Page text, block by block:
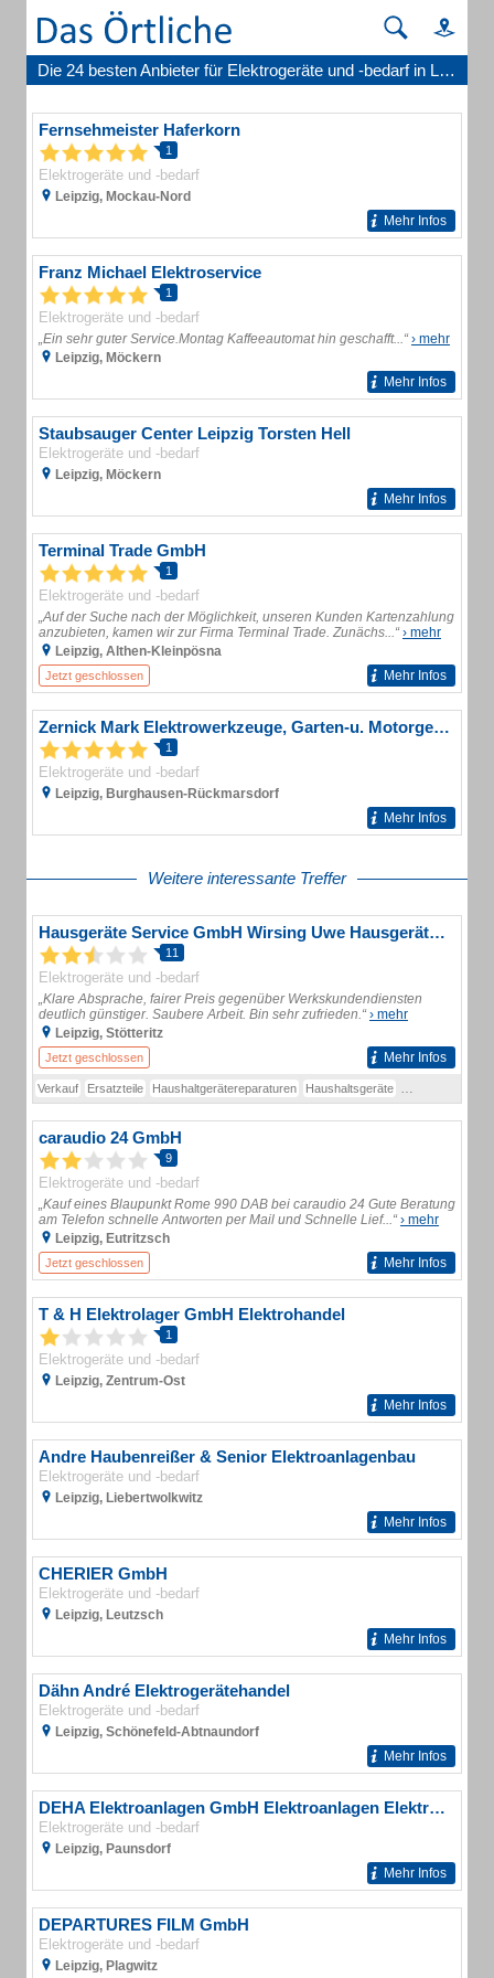
Die 24 besten Anbieter für Elektrogeräte und -bedarf in Leipzig
Fernsehmeister Haferkorn
1
Elektrogeräte und -bedarf
Leipzig, Mockau-Nord
Mehr Infos
Franz Michael Elektroservice
1
Elektrogeräte und -bedarf
„Ein sehr guter Service.Montag Kaffeeautomat hin geschafft...“› mehr
Leipzig, Möckern
Mehr Infos
Staubsauger Center Leipzig Torsten Hell
Elektrogeräte und -bedarf
Leipzig, Möckern
Mehr Infos
Terminal Trade GmbH
1
Elektrogeräte und -bedarf
„Auf der Suche nach der Möglichkeit, unseren Kunden Kartenzahlung
anzubieten, kamen wir zur Firma Terminal Trade. Zunächs...“› mehr
Leipzig, Althen-Kleinpösna
Jetzt geschlossen Mehr Infos
Zernick Mark Elektrowerkzeuge, Garten-u. Motorgeräte Service
1
Elektrogeräte und -bedarf
Leipzig, Burghausen-Rückmarsdorf
Mehr Infos
Weitere interessante Treffer
Hausgeräte Service GmbH Wirsing Uwe Hausgeräteservice
11
Elektrogeräte und -bedarf
„Klare Absprache, fairer Preis gegenüber Werkskundendiensten
deutlich günstiger. Saubere Arbeit. Bin sehr zufrieden.“› mehr
Leipzig, Stötteritz
Jetzt geschlossen Mehr Infos
Verkauf Ersatzteile Haushaltgerätereparaturen Haushaltsgeräte
caraudio 24 GmbH
9
Elektrogeräte und -bedarf
„Kauf eines Blaupunkt Rome 990 DAB bei caraudio 24 Gute Beratung
am Telefon schnelle Antworten per Mail und Schnelle Lief...“› mehr
Leipzig, Eutritzsch
Jetzt geschlossen Mehr Infos
T & H Elektrolager GmbH Elektrohandel
1
Elektrogeräte und -bedarf
Leipzig, Zentrum-Ost
Mehr Infos
Andre Haubenreißer & Senior Elektroanlagenbau
Elektrogeräte und -bedarf
Leipzig, Liebertwolkwitz
Mehr Infos
CHERIER GmbH
Elektrogeräte und -bedarf
Leipzig, Leutzsch
Mehr Infos
Dähn André Elektrogerätehandel
Elektrogeräte und -bedarf
Leipzig, Schönefeld-Abtnaundorf
Mehr Infos
DEHA Elektroanlagen GmbH Elektroanlagen Elektronik
Elektrogeräte und -bedarf
Leipzig, Paunsdorf
Mehr Infos
DEPARTURES FILM GmbH
Elektrogeräte und -bedarf
Leipzig, Plagwitz